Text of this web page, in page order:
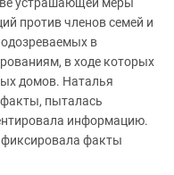
против членов семей и
в
в ходе которых
домов. Наталья
факты, пыталась
информацию.
факты